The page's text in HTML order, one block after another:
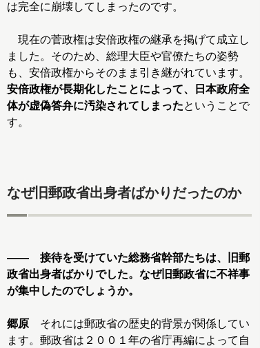
は完全に崩壊してしまったのです。
現在の菅政権は安倍政権の継承を掲げて成立し
ました。そのため、総理大臣や官僚たちの姿勢
も、安倍政権からそのまま引き継がれています。
安倍政権が長期化したことによって、日本政府全
体が虚偽答弁に汚染されてしまったということで
す。
なぜ旧郵政省出身者ばかりだったのか
―― 接待を受けていた総務省幹部たちは、旧郵
政省出身者ばかりでした。なぜ旧郵政省に不祥事
が集中したのでしょうか。
郷原 それには郵政省の歴史的背景が関係してい
ます。郵政省は２００１年の省庁再編によって自